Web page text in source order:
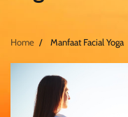
Home Manfaat Facial Yoga